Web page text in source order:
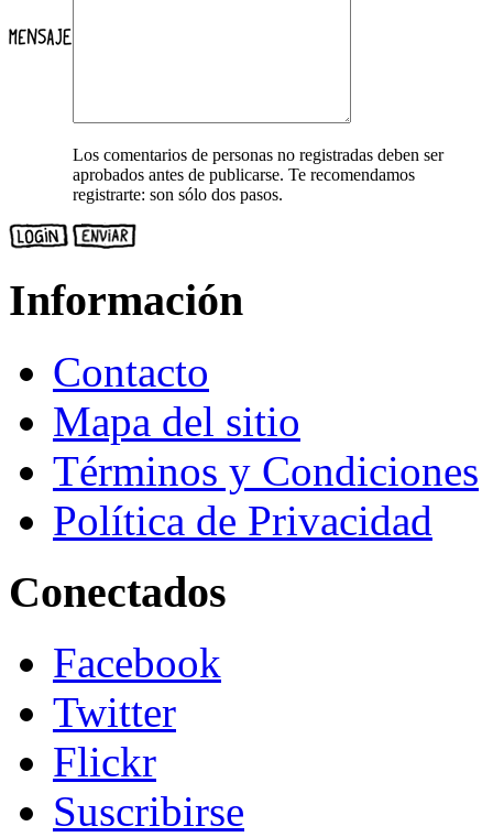
Los comentarios de personas no registradas deben ser
aprobados antes de publicarse. Te recomendamos
registrarte: son sólo dos pasos.
Información
Contacto
Mapa del sitio
Términos y Condiciones
Política de Privacidad
Conectados
Facebook
Twitter
Flickr
Suscribirse